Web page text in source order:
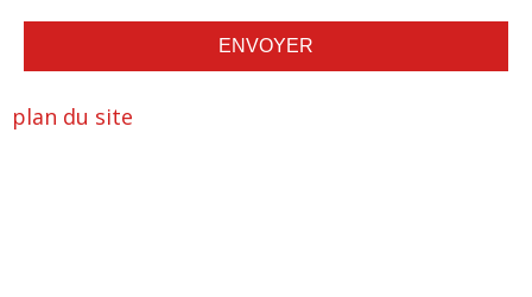
plan du site